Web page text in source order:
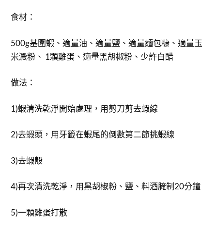
食材：
500g基圍蝦、適量油、適量鹽、適量麵包糠、適量玉
米澱粉、 1顆雞蛋、適量黑胡椒粉、少許白醋
做法：
1)蝦清洗乾淨開始處理，用剪刀剪去蝦線
2)去蝦頭，用牙籤在蝦尾的倒數第二節挑蝦線
3)去蝦殼
4)再次清洗乾淨，用黑胡椒粉、鹽、料酒腌制20分鐘
5)一顆雞蛋打散